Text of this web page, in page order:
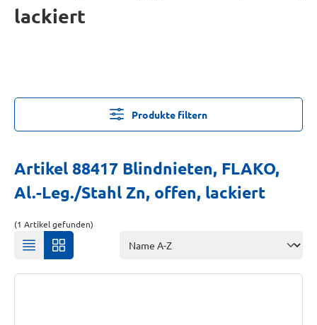
lackiert
Produkte filtern
Artikel 88417 Blindnieten, FLAKO,
Al.-Leg./Stahl Zn, offen, lackiert
(1 Artikel gefunden)